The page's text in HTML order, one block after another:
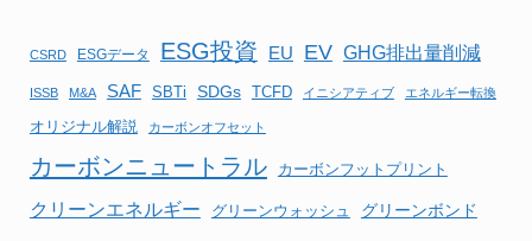
CSRD ESGデータ ESG投資 EU EV GHG排出量削減
ISSB M&A SAF SBTi SDGs TCFD イニシアティブ エネルギー転換
オリジナル解説 カーボンオフセット
カーボンニュートラル カーボンフットプリント
クリーンエネルギー グリーンウォッシュ グリーンボンド